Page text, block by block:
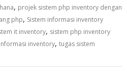
, projek sistem php inventory dengan
php, Sistem informasi inventory
it inventory, sistem php inventory
inventory,tugas sistem